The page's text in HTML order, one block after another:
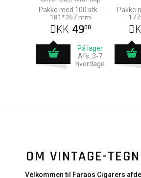
Pakke med 100 stk. -
181*267 mm
DKK 4900
På lager
Afs.:3-7
hverdage
Pakke
OM VINTAGE-
Velkommen til Faraos Cigarers